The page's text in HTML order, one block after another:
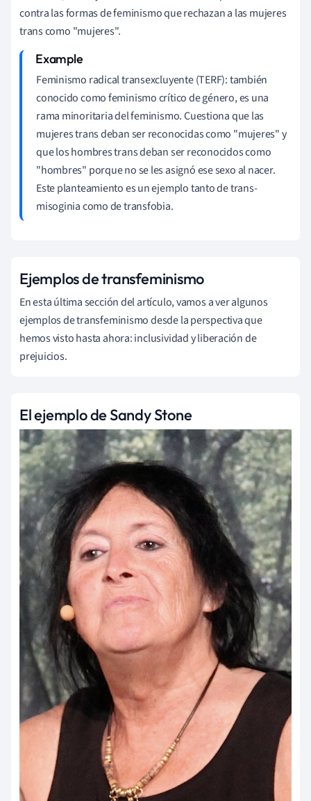
contra las formas de feminismo que rechazan a las mujeres
trans como "mujeres".
Feminismo radical transexcluyente (TERF): también
conocido como feminismo crítico de género, es una
rama minoritaria del feminismo. Cuestiona que las
mujeres trans deban ser reconocidas como "mujeres" y
que los hombres trans deban ser reconocidos como
"hombres" porque no se les asignó ese sexo al nacer.
Este planteamiento es un ejemplo tanto de trans-
misoginia como de transfobia.
Ejemplos de transfeminismo
En esta última sección del artículo, vamos a ver algunos
ejemplos de transfeminismo desde la perspectiva que
hemos visto hasta ahora: inclusividad y liberación de
prejuicios.
El ejemplo de Sandy Stone